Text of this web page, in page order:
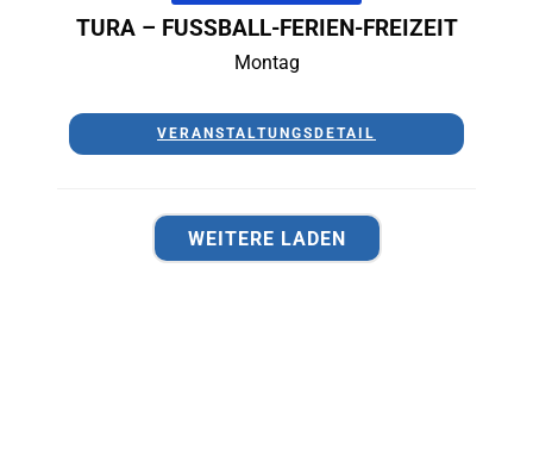
TURA – FUSSBALL-FERIEN-FREIZEIT
Montag
VERANSTALTUNGSDETAIL
WEITERE LADEN